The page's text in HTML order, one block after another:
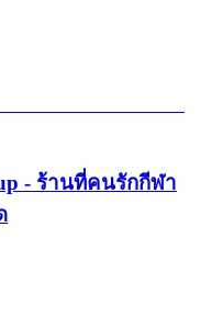
- ร้านที่คนรักกีฬา